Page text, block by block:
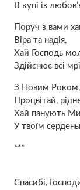
В купі із
Поруч з вами
Віра та надія,
Хай Господь
Здійснює всі
З Новим Роком,
Процвітай,
Хай панують
У твоїм
***
Спасибі,